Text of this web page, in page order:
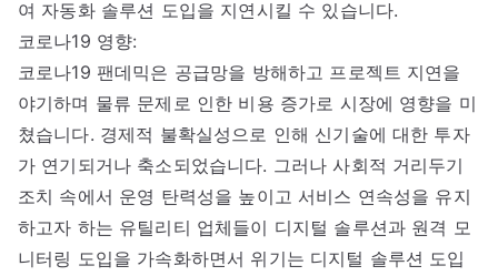
여 자동화 솔루션 도입을 지연시킬 수 있습니다.
코로나19 영향:
코로나19 팬데믹은 공급망을 방해하고 프로젝트 지연을
야기하며 물류 문제로 인한 비용 증가로 시장에 영향을 미
쳤습니다. 경제적 불확실성으로 인해 신기술에 대한 투자
가 연기되거나 축소되었습니다. 그러나 사회적 거리두기
조치 속에서 운영 탄력성을 높이고 서비스 연속성을 유지
하고자 하는 유틸리티 업체들이 디지털 솔루션과 원격 모
니터링 도입을 가속화하면서 위기는 디지털 솔루션 도입